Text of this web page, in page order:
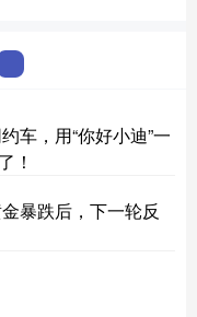
车，用“你好小迪”一
！
暴跌后，下一轮反